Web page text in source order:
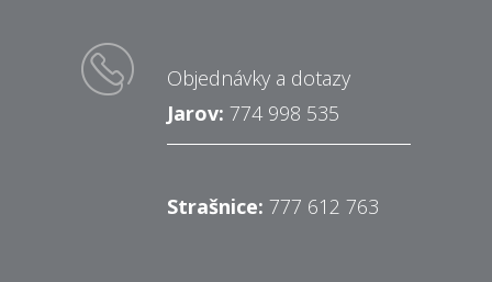
Objednávky a dotazy
Jarov: 774 998 535
Strašnice: 777 612 763